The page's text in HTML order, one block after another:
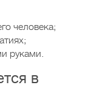
человека;
руками.
в